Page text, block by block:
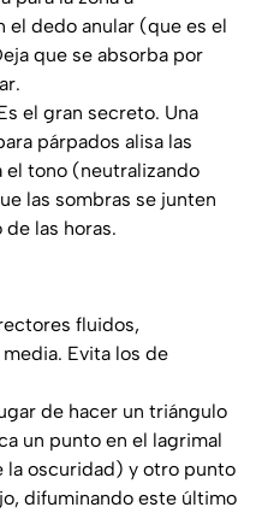
dedo anular (que es el
que se absorba por
el gran secreto. Una
párpados alisa las
el tono (neutralizando
las sombras se junten
las horas.
fluidos,
Evita los de
de hacer un triángulo
un punto en el lagrimal
la oscuridad) y otro punto
difuminando este último